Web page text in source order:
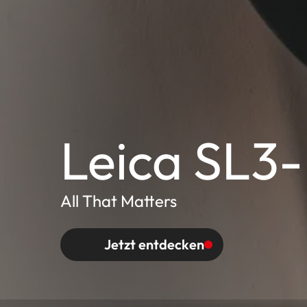
Leica
All That Matters
Jetzt entdecken